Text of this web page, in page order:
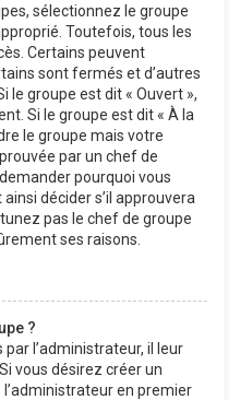
sélectionnez le groupe
Toutefois, tous les
Certains peuvent
sont fermés et d’autres
le groupe est dit « Ouvert »,
Si le groupe est dit « À la
le groupe mais votre
par un chef de
pourquoi vous
décider s’il approuvera
pas le chef de groupe
ses raisons.
?
par l’administrateur, il leur
vous désirez créer un
en premier